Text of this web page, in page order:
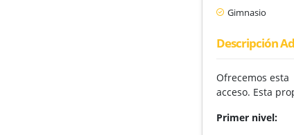
Gimnasio
Descripción
Ofrecemos
acceso. Esta
Primer nivel: